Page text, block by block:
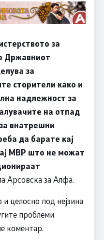
за
Државниот
за
сторители како и
надлежност за
на отпад
внатрешни
да барате кај
МВР што не можат
Арсовска за Алфа.
целосно под нејзина
проблеми
коментар.